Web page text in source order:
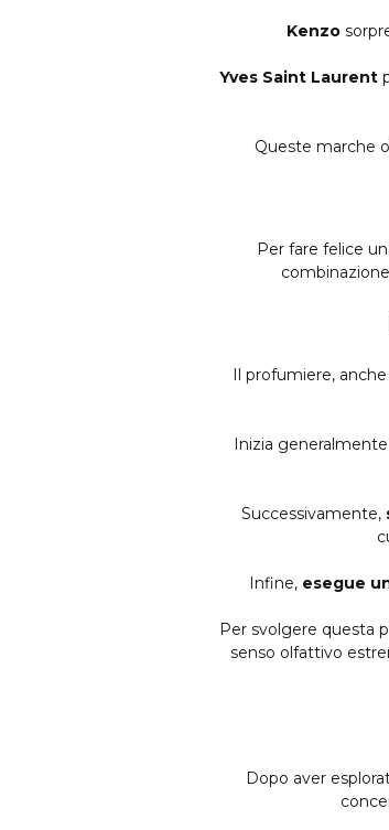
Kenzo
Yves Saint Laurent
Queste marche
Per fare felice
Il profumiere,
Inizia
Successivamente,
Infine, esegue
Per svolgere questa
senso olfattivo
Dopo aver